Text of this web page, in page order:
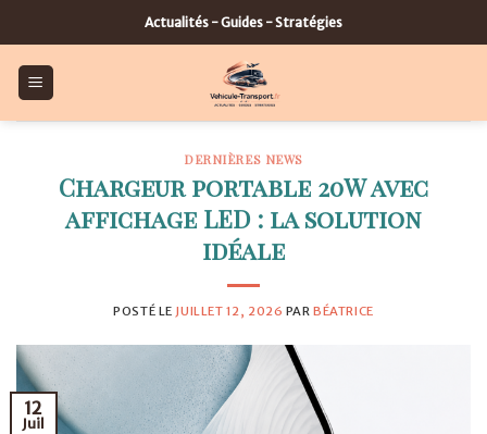
to
content
Actualités - Guides - Stratégies
DERNIÈRES NEWS
Chargeur portable 20W avec
affichage LED : la solution
idéale
POSTÉ LE JUILLET 12, 2026 PARBÉATRICE
12
Juil